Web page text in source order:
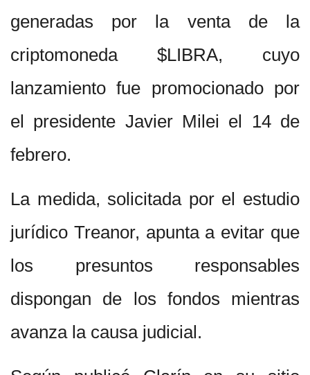
generadas por la venta de la
criptomoneda $LIBRA, cuyo
lanzamiento fue promocionado por
el presidente Javier Milei el 14 de
febrero.
La medida, solicitada por el estudio
jurídico Treanor, apunta a evitar que
los presuntos responsables
dispongan de los fondos mientras
avanza la causa judicial.